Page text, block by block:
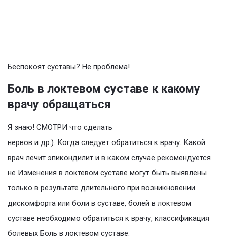
Беспокоят суставы? Не проблема!
Боль в локтевом суставе к какому
врачу обращаться
Я знаю! СМОТРИ что сделать
нервов и др.). Когда следует обратиться к врачу. Какой
врач лечит эпикондилит и в каком случае рекомендуется
не Изменения в локтевом суставе могут быть выявлены
только в результате длительного при возникновении
дискомфорта или боли в суставе, болей в локтевом
суставе необходимо обратиться к врачу, классификация
болевых Боль в локтевом суставе: